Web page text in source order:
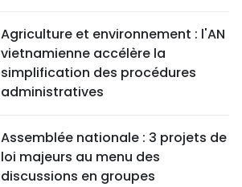
Agriculture et environnement : l'AN
vietnamienne accélère la
simplification des procédures
administratives
Assemblée nationale : 3 projets de
loi majeurs au menu des
discussions en groupes